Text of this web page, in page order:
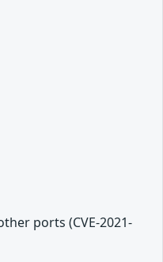
ports (CVE-2021-